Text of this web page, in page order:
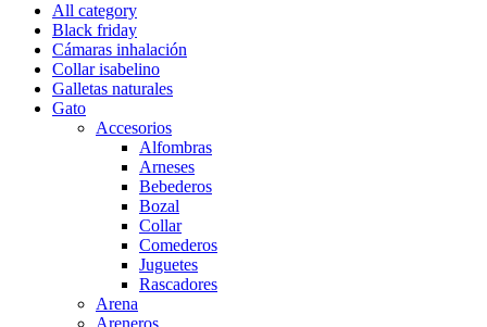
All category
Black friday
Cámaras inhalación
Collar isabelino
Galletas naturales
Gato
Accesorios
Alfombras
Arneses
Bebederos
Bozal
Collar
Comederos
Juguetes
Rascadores
Arena